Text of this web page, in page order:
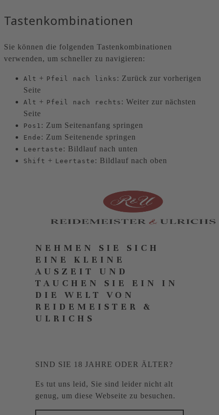
Tastenkombinationen
Sie können die folgenden Tastenkombinationen
verwenden, um schneller zu navigieren:
Alt + Pfeil nach links : Zurück zur vorherigen
Seite
Alt + Pfeil nach rechts : Weiter zur nächsten
Seite
Pos1 : Zum Seitenanfang springen
Ende : Zum Seitenende springen
Leertaste : Bildlauf nach unten
Shift + Leertaste : Bildlauf nach oben
NEHMEN SIE SICH
EINE KLEINE
AUSZEIT UND
TAUCHEN SIE EIN IN
DIE WELT VON
REIDEMEISTER &
ULRICHS
SIND SIE 18 JAHRE ODER ÄLTER?
Es tut uns leid, Sie sind leider nicht alt
genug, um diese Webseite zu besuchen.